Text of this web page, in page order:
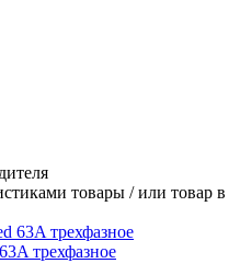
товары / или товар в
трехфазное